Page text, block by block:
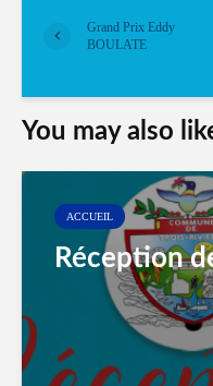
Grand Prix Eddy
BOULATE
You may also
ACCUEIL
Réception